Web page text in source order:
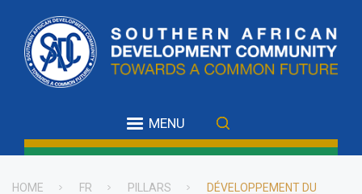
main
content
MENU
HOME FR PILLARS
DÉVELOPPEMENT DU